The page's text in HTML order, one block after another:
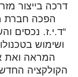
דרכה בייצור
הפכה חברת
“ד.י.ז. נכסים
ושימוש
המראה ואת
הקולקציה